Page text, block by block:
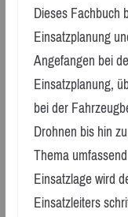
Dieses Fachbuch
Einsatzplanung
Angefangen bei
Einsatzplanung,
bei der
Drohnen bis hin
Thema
Einsatzlage wird
Einsatzleiters